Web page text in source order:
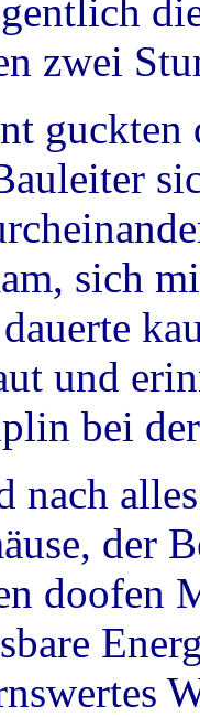
zwei
sich
und
bei
nach
der
doofen